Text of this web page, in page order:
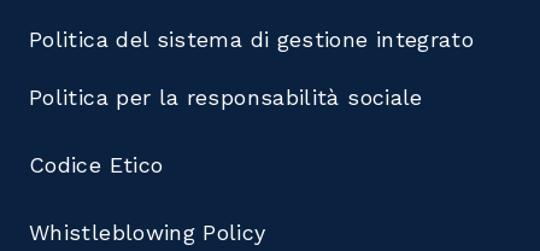
Politica del sistema di gestione integrato
Politica per la responsabilità sociale
Codice Etico
Whistleblowing Policy